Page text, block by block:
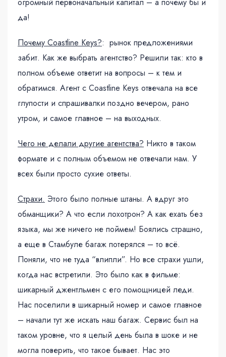
огромный первоначальный капитал – а почему бы и
да!
Почему Coastline Keys?: рынок предложениями
забит. Как же выбрать агентство? Решили так: кто в
полном объеме ответит на вопросы – к тем и
обратимся. Агент с Coastline Keys отвечала на все
глупости и спрашивалки поздно вечером, рано
утром, и самое главное – на выходных.
Чего не делали другие агентства? Никто в таком
формате и с полным объемом не отвечали нам. У
всех были просто сухие ответы.
Страхи. Этого было полные штаны. А вдруг это
обманщики? А что если лохотрон? А как ехать без
языка, мы же ничего не поймем! Боялись страшно,
а еще в Стамбуле багаж потерялся – то всё.
Поняли, что не туда “влипли”. Но все страхи ушли,
когда нас встретили. Это было как в фильме:
шикарный джентльмен с его помощницей леди.
Нас поселили в шикарный номер и самое главное
– начали тут же искать наш багаж. Сервис был на
таком уровне, что я целый день была в шоке и не
могла поверить, что такое бывает. Нас это